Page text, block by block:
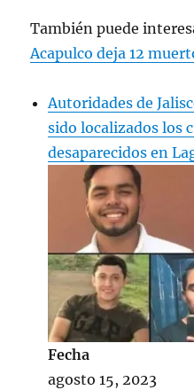
pic.twitter.com/
May 22, 2024
También puede
Acapulco deja 12
Autoridades de
sido localizados los
desaparecidos en
Fecha
agosto 15, 2023